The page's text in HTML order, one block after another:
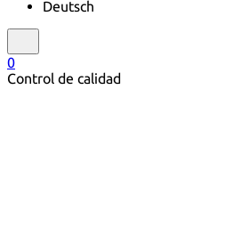
Deutsch
0
Control de calidad